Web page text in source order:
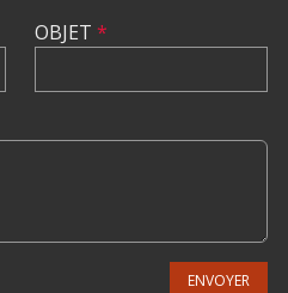
OBJET *
ENVOYER